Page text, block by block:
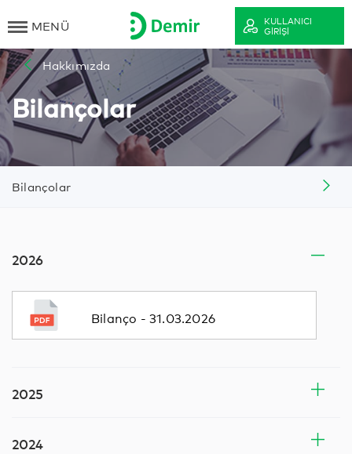
MENÜ
KULLANICI
GIRIŞI
Hakkımızda
Bilançolar
Bilançolar
2026
Bilanço - 31.03.2026
2025
2024